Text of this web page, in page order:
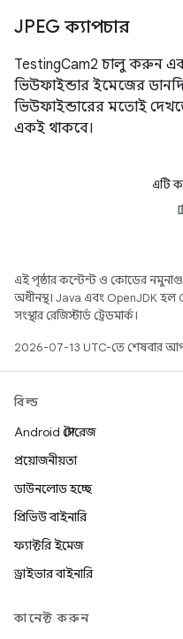
JPEG ক্যাপচার
TestingCam2 চালু করুন
ভিউফাইন্ডার ইমেজের
ভিউফাইন্ডারের মতোই
একই থাকবে।
এটি
এই পৃষ্ঠার কন্টেন্ট ও কোডের
অধীনস্থ। Java এবং OpenJDK
সংস্থার রেজিস্টার্ড ট্রেডমার্ক।
2026-07-13 UTC-তে শেষবার
বিল্ড
Android স্টোরেজ
প্রয়োজনীয়তা
ডাউনলোড হচ্ছে
প্রিভিউ বাইনারি
ফ্যাক্টরি ইমেজ
ড্রাইভার বাইনারি
কানেক্ট করুন